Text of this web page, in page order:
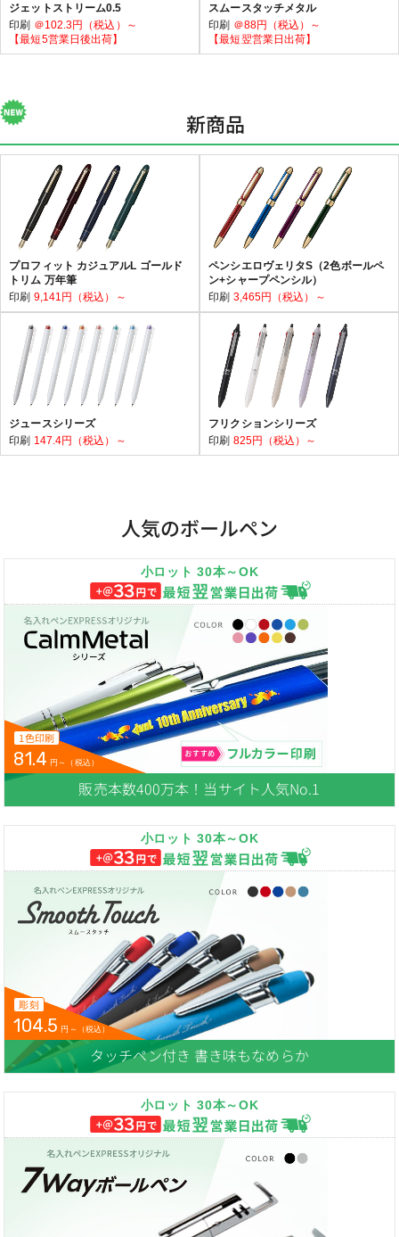
ジェットストリーム0.5
印刷 ＠102.3円（税込）～
【最短5営業日後出荷】
スムースタッチメタル
印刷 ＠88円（税込）～
【最短翌営業日出荷】
新商品
プロフィット カジュアルL ゴールド
トリム 万年筆
印刷 9,141円（税込）～
ペンシエロヴェリタS（2色ボールペ
ン+シャープペンシル）
印刷 3,465円（税込）～
ジュースシリーズ
印刷 147.4円（税込）～
フリクションシリーズ
印刷 825円（税込）～
人気のボールペン
小ロット 30本～OK
1色印刷
81.4 円～（税込）
販売本数400万本！当サイト人気No.1
小ロット 30本～OK
彫刻
104.5 円～（税込）
タッチペン付き 書き味もなめらか
小ロット 30本～OK